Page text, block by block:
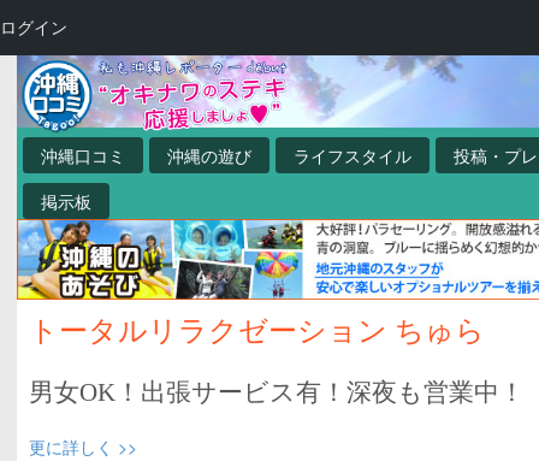
沖縄口コミ 沖縄の遊び ライフスタイル
投稿・プ
掲示板
トータルリラクゼーション ちゅら
男女OK！出張サービス有！深夜も営業中！
更に詳しく >>
ログイン